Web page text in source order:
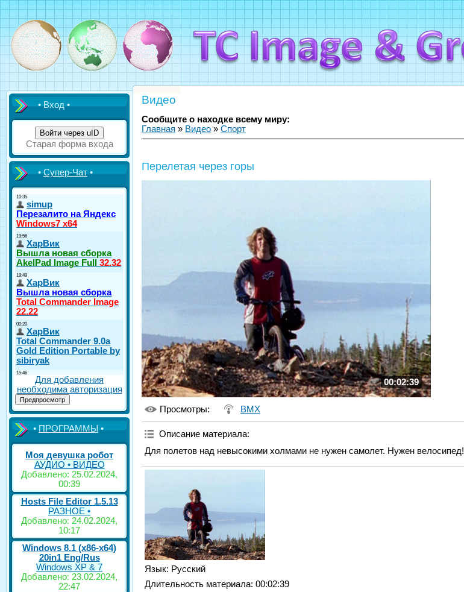
• Вход •
Войти через uID
Старая форма входа
•Супер-Чат•
Для добавления
необходима авторизация
•ПРОГРАММЫ•
Моя девушка робот
АУДИО • ВИДЕО
Добавлено: 25.02.2024,
00:39
Hosts File Editor 1.5.13
РАЗНОЕ •
Добавлено: 24.02.2024,
10:17
Windows 8.1 (x86-x64)
20in1 Eng/Rus
Windows XP & 7
Добавлено: 23.02.2024,
22:47
Видео
Сообщите о находке всему миру:
Главная » Видео » Спорт
Перелетая через горы
00:02:39
Просмотры: BMX
Описание материала:
Для полетов над невысокими холмами не нужен самолет. Нужен велосипед!
Язык: Русский
Длительность материала: 00:02:39